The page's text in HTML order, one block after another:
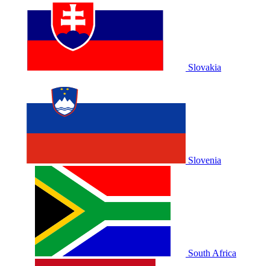
Slovakia
Slovenia
South Africa